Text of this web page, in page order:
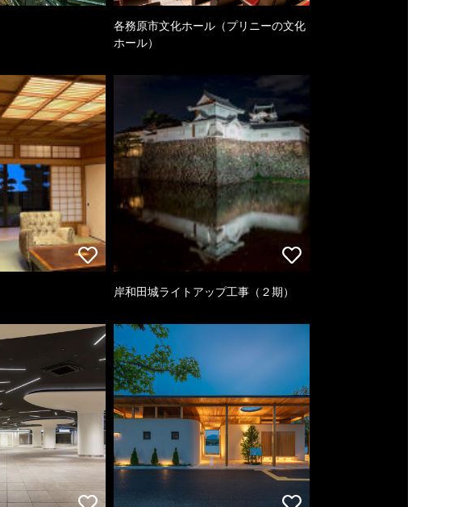
各務原市文化ホール（プリニーの文化
ホール）
岸和田城ライトアップ工事（２期）